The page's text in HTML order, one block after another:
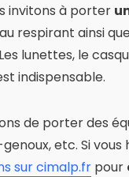
invitons à porter
ainsi
lunettes, le
indispensable.
de porter des
etc. Si vous
sur cimalp.fr pour